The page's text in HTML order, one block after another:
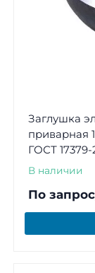
Заглушка
приварная
ГОСТ 17379-
В наличии
По